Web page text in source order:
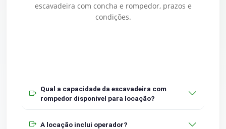
escavadeira com concha e rompedor, prazos e
condições.
Qual a capacidade da escavadeira com
rompedor disponível para locação?
A locação inclui operador?